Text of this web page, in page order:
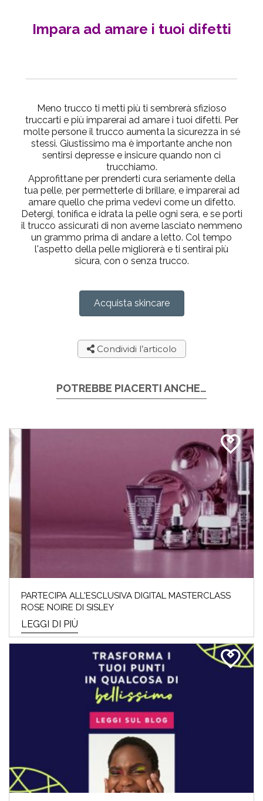
Impara ad amare i tuoi difetti
Meno trucco ti metti più ti sembrerà sfizioso
truccarti e più imparerai ad amare i tuoi difetti. Per
molte persone il trucco aumenta la sicurezza in sé
stessi. Giustissimo ma è importante anche non
sentirsi depresse e insicure quando non ci
trucchiamo.
Approfittane per prenderti cura seriamente della
tua pelle, per permetterle di brillare, e imparerai ad
amare quello che prima vedevi come un difetto.
Detergi, tonifica e idrata la pelle ogni sera, e se porti
il trucco assicurati di non averne lasciato nemmeno
un grammo prima di andare a letto. Col tempo
l'aspetto della pelle migliorerà e ti sentirai più
sicura, con o senza trucco.
Acquista skincare
Condividi l’articolo
POTREBBE PIACERTI ANCHE…
PARTECIPA ALL'ESCLUSIVA DIGITAL MASTERCLASS
ROSE NOIRE DI SISLEY
LEGGI DI PIÙ